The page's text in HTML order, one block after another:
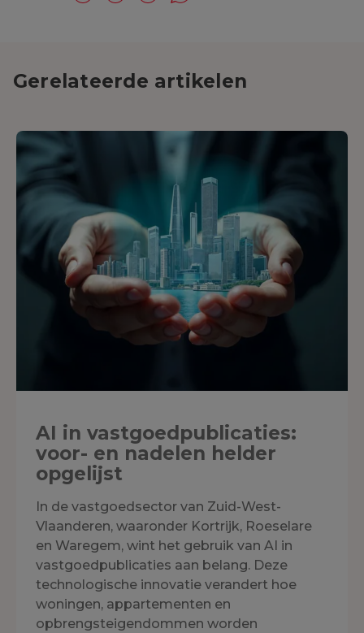
Gerelateerde artikelen
AI in vastgoedpublicaties:
voor- en nadelen helder
opgelijst
In de vastgoedsector van Zuid-West-
Vlaanderen, waaronder Kortrijk, Roeselare
en Waregem, wint het gebruik van AI in
vastgoedpublicaties aan belang. Deze
technologische innovatie verandert hoe
woningen, appartementen en
opbrengsteigendommen worden